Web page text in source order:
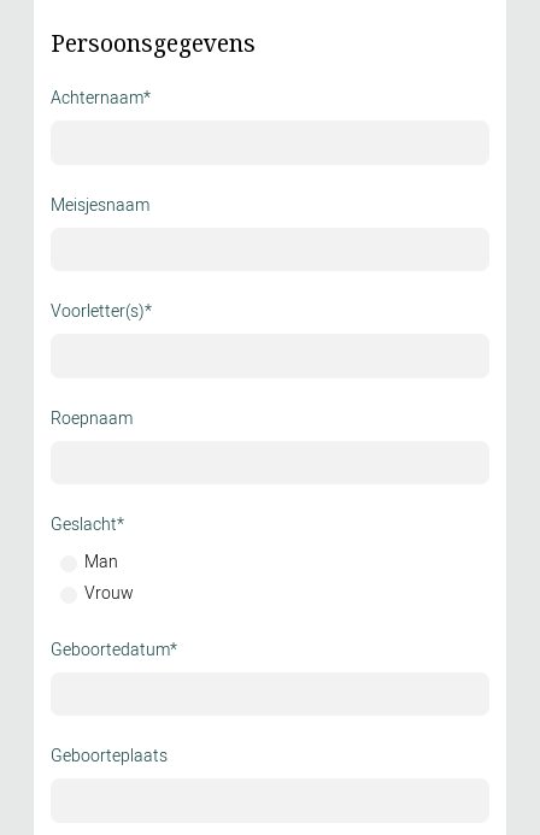
Persoonsgegevens
Achternaam*
Meisjesnaam
Voorletter(s)*
Roepnaam
Geslacht*
Man
Vrouw
Geboortedatum*
Geboorteplaats